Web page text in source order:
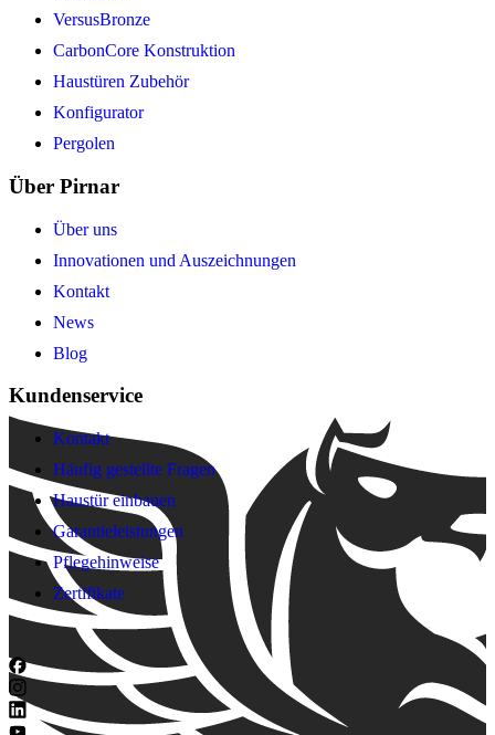
VersusBronze
CarbonCore Konstruktion
Haustüren Zubehör
Konfigurator
Pergolen
Über Pirnar
Über uns
Innovationen und Auszeichnungen
Kontakt
News
Blog
Kundenservice
Kontakt
Häufig gestellte Fragen
Haustür einbauen
Garantieleistungen
Pflegehinweise
Zertifikate